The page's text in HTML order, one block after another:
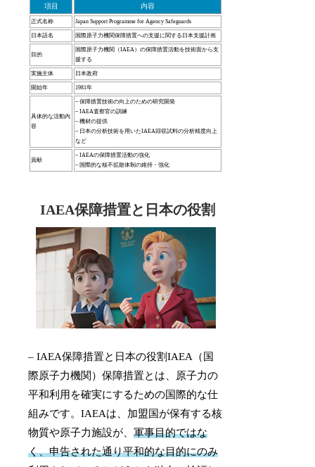
項目 内容
正式名称 Japan Support Programme for Agency Safeguards
日本語名 国際原子力機関保障措置への支援に関する日本支援計画
目的
国際原子力機関（IAEA）の保障措置活動を技術面から支
援する
実施主体 日本政府
開始年 1981年
具体的な活動内
容
– 保障措置技術の向上のための研究開発
– IAEA査察官の訓練
– 機材の提供
– 日本の分析技術を用いたIAEA回収試料の分析精度向上
など
貢献
– IAEAの保障措置活動の強化
– 国際的な核不拡散体制の維持・強化
IAEA保障措置と日本の役割
– IAEA保障措置と日本の役割IAEA（国
際原子力機関）保障措置とは、原子力の
平和利用を確実にするための国際的な仕
組みです。IAEAは、加盟国が保有する核
物質や原子力施設が、軍事目的ではな
く、申告された通り平和的な目的にのみ